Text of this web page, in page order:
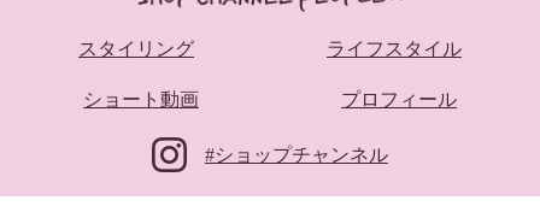
ル柄レース ストレートパンツ
ル柄レース ストレートパンツ
¥0
スタイリング ライフスタイル
ショート動画 プロフィール
#ショップチャンネル